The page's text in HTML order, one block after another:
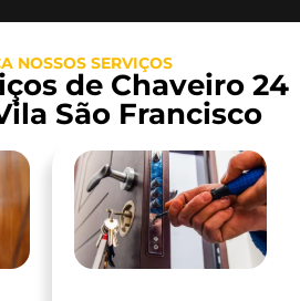
NOSSOS SERVIÇOS
de Chaveiro 24
São Francisco